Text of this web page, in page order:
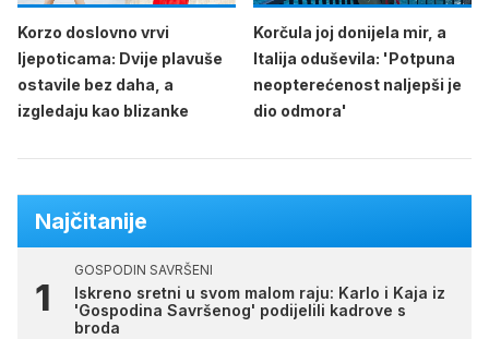
Korzo doslovno vrvi
ljepoticama: Dvije plavuše
ostavile bez daha, a
izgledaju kao blizanke
Korčula joj donijela mir, a
Italija oduševila: 'Potpuna
neopterećenost naljepši je
dio odmora'
Najčitanije
GOSPODIN SAVRŠENI
Iskreno sretni u svom malom raju: Karlo i Kaja iz
'Gospodina Savršenog' podijelili kadrove s
broda